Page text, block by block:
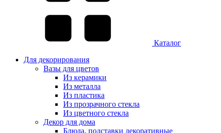
Каталог
Для декорирования
Вазы для цветов
Из керамики
Из металла
Из пластика
Из прозрачного стекла
Из цветного стекла
Декор для дома
Блюда, подставки декоративные